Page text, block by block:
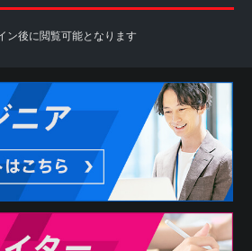
ン後に閲覧可能となります